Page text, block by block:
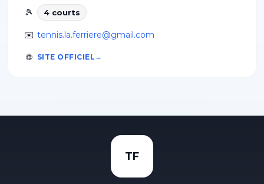
🎾 4 courts
✉️ tennis.la.ferriere@gmail.com
🌐 SITE OFFICIEL
TF